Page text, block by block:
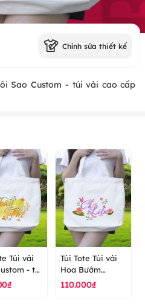
Chỉnh sửa thiết kế
Sao Custom - túi vải cao cấp
Túi vải
- túi
cấp
Túi Tote Túi vải
Hoa Bướm
Custom - túi vải
110.000₫